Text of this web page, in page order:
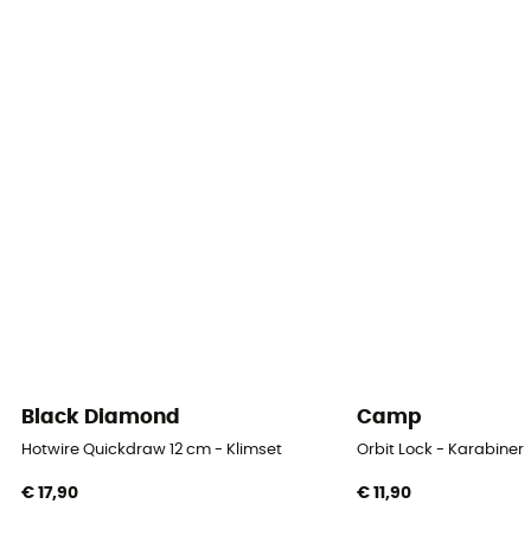
Black Diamond
Hotwire Quickdraw 12 cm - Klimset
€ 17,90
Camp
Orbit Lock - Karabiner
€ 11,90